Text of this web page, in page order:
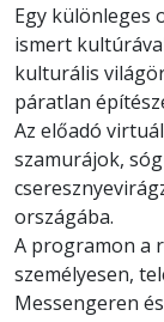
Egy különleges
ismert
kulturális
páratlan
Az előadó
szamurájok,
országába.
A programon a
személyesen,
Messengeren